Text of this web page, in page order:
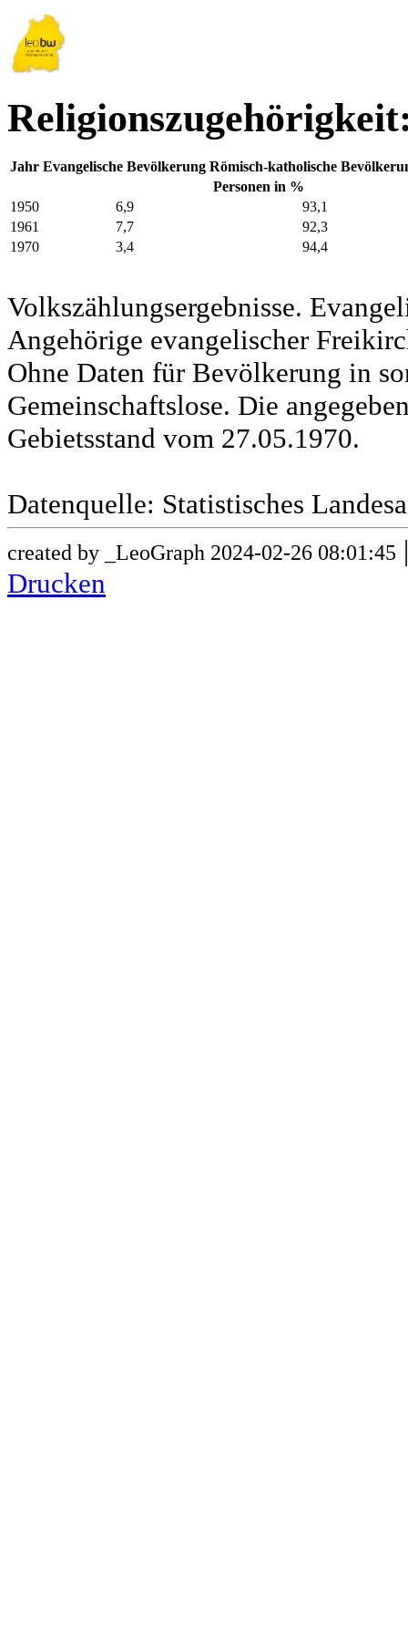
Jahr Evangelische Bevölkerung Römisch-katholische
Personen in %
1950
6,9
93,1
1961
7,7
92,3
1970
3,4 94,4
Volkszählungsergebnisse.
Angehörige evangelischer
Ohne Daten für Bevölkerung in
Gemeinschaftslose. Die
Gebietsstand vom 27.05.1970.
Datenquelle: Statistisches
created by _LeoGraph 2024-02-26 08:01:45
Drucken